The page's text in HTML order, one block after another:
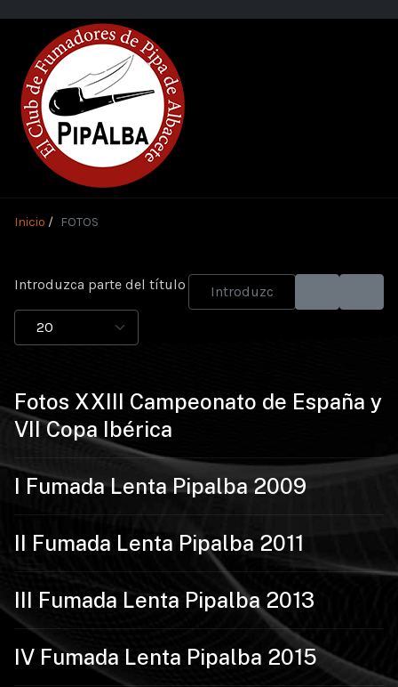
Inicio FOTOS
Introduzca parte del título
Cantidad
Fotos XXIII Campeonato de España y
VII Copa Ibérica
I Fumada Lenta Pipalba 2009
II Fumada Lenta Pipalba 2011
III Fumada Lenta Pipalba 2013
IV Fumada Lenta Pipalba 2015